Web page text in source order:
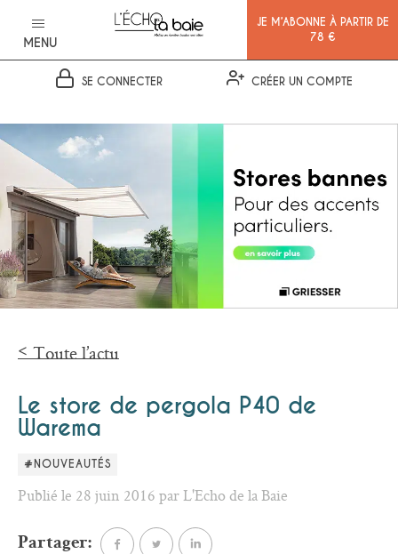
MENU
JE M’ABONNE À PARTIR DE
78 €
SE CONNECTER CRÉER UN COMPTE
Toute l’actu
Le store de pergola P40 de
Warema
#NOUVEAUTÉS
Publié le 28 juin 2016 par L'Echo de la Baie
Partager: